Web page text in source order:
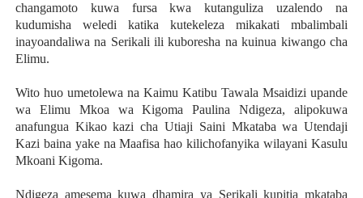
changamoto kuwa fursa kwa kutanguliza uzalendo na
kudumisha weledi katika kutekeleza mikakati mbalimbali
inayoandaliwa na Serikali ili kuboresha na kuinua kiwango cha
Elimu.
Wito huo umetolewa na Kaimu Katibu Tawala Msaidizi upande
wa Elimu Mkoa wa Kigoma Paulina Ndigeza, alipokuwa
anafungua Kikao kazi cha Utiaji Saini Mkataba wa Utendaji
Kazi baina yake na Maafisa hao kilichofanyika wilayani Kasulu
Mkoani Kigoma.
Ndigeza amesema kuwa dhamira ya Serikali kupitia mkataba